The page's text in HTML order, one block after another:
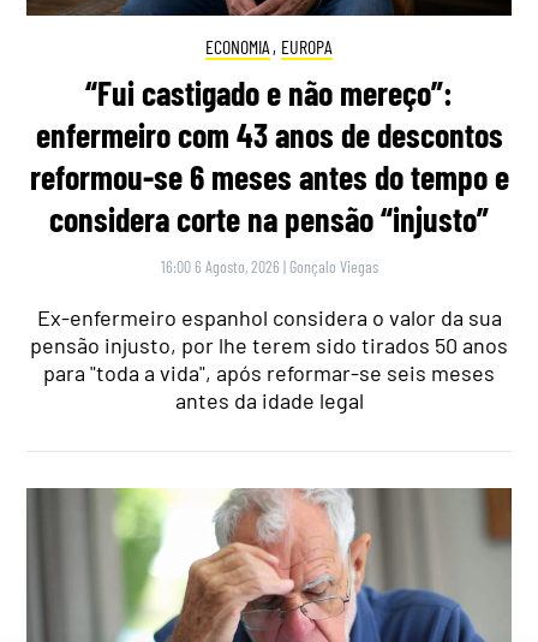
ECONOMIA , EUROPA
“Fui castigado e não mereço”:
enfermeiro com 43 anos de descontos
reformou-se 6 meses antes do tempo e
considera corte na pensão “injusto”
16:00 6 Agosto, 2026 | Gonçalo Viegas
Ex-enfermeiro espanhol considera o valor da sua
pensão injusto, por lhe terem sido tirados 50 anos
para "toda a vida", após reformar-se seis meses
antes da idade legal